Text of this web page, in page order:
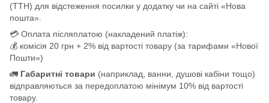
(ТТН) для відстеження посилки у додатку чи на сайті «Нова
пошта».
💳 Оплата післяплатою (накладений платіж):
💰 комісія 20 грн + 2% від вартості товару (за тарифами «Нової
Пошти»)
🚛 Габаритні товари (наприклад, ванни, душові кабіни тощо)
відправляються за передоплатою мінімум 10% від вартості
товару.